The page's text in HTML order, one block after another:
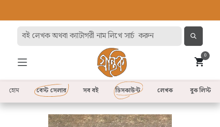
0
হোম বেস্ট সেলার সব বই লেখক
ডিসকাউন্ট বুক লিস্ট